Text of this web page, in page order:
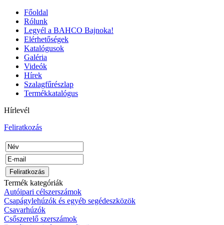
Főoldal
Rólunk
Legyél a BAHCO Bajnoka!
Elérhetőségek
Katalógusok
Galéria
Videók
Hírek
Szalagfűrészlap
Termékkatalógus
Hírlevél
Feliratkozás
Termék kategóriák
Autóipari célszerszámok
Csapágylehúzók és egyéb segédeszközök
Csavarhúzók
Csőszerelő szerszámok